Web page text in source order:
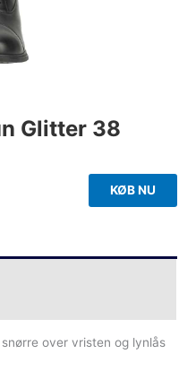
Glitter 38
KØB NU
over vristen og lynlås